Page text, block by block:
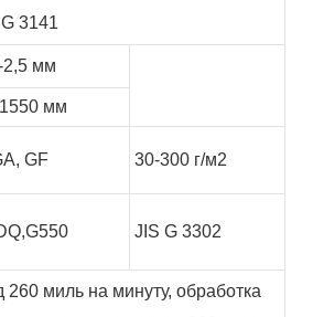
3141
2,5 мм
мм
GF 30-300 г/м2
JIS G 3302
260 миль на минуту, обработка